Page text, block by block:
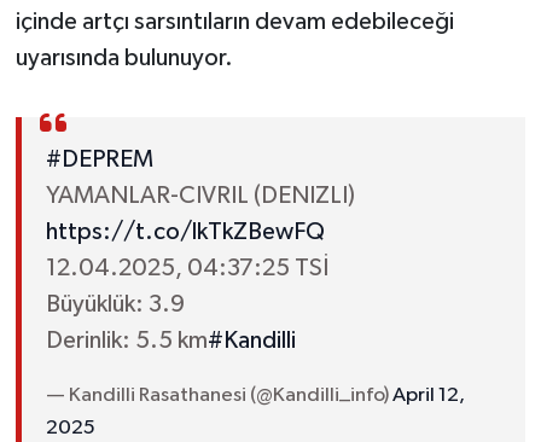
içinde artçı sarsıntıların devam edebileceği
uyarısında bulunuyor.
#DEPREM
YAMANLAR-CIVRIL (DENIZLI)
https://t.co/lkTkZBewFQ
12.04.2025, 04:37:25 TSİ
Büyüklük: 3.9
Derinlik: 5.5 km#Kandilli
— Kandilli Rasathanesi (@Kandilli_info)April 12,
2025